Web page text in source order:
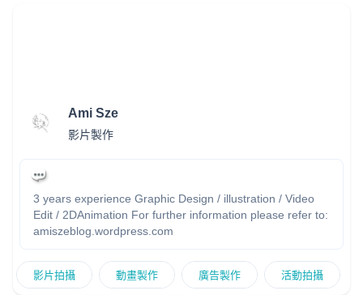
Ami Sze
影片製作
3 years experience Graphic Design / illustration / Video
Edit / 2DAnimation For further information please refer to:
amiszeblog.wordpress.com
影片拍攝 動畫製作 廣告製作 活動拍攝